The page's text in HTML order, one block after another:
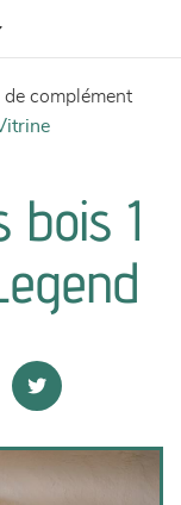
de complément
vitrine
1